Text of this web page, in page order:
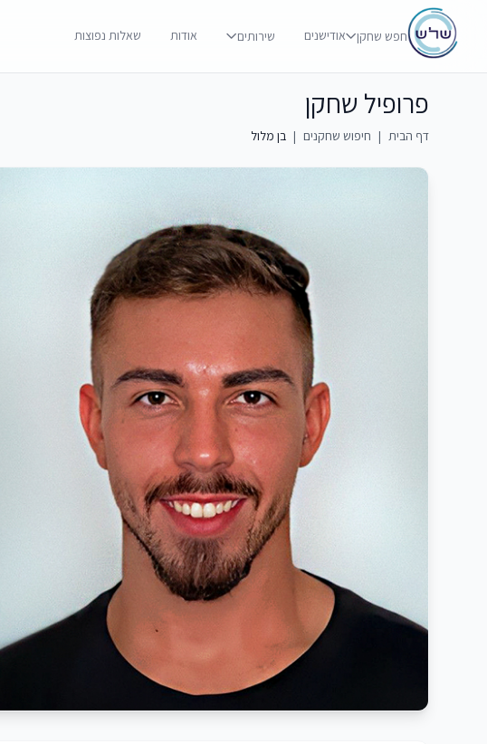
חפש שחקן אודישנים שירותים אודות שאלות נפוצות
פרופיל שחקן
דף הבית | חיפוש שחקנים | בן מלול